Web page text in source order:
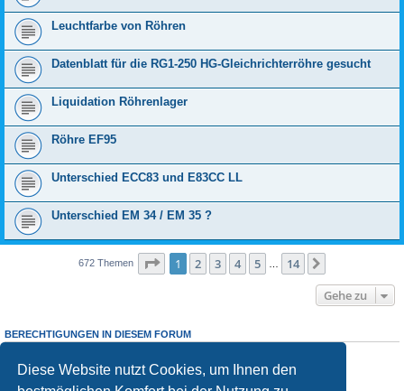
Diese Website nutzt Cookies, um Ihnen den
Leuchtfarbe von Röhren
Datenblatt für die RG1-250 HG-Gleichrichterröhre gesucht
Liquidation Röhrenlager
Röhre EF95
Unterschied ECC83 und E83CC LL
Unterschied EM 34 / EM 35 ?
672 Themen Seite 1von 14
1 2 3 4 5 14
Gehe zu
BERECHTIGUNGEN IN DIESEM FORUM
Siedürfen
Antworten zu Themen in diesem Forum erstellen.
Sie dürfen Ihre Beiträge in diesem Forumnicht ändern.